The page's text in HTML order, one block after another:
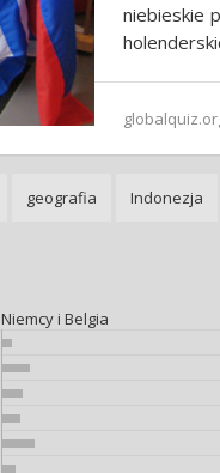
niebieskie
geografia Indonezja
Niemcy i Belgia